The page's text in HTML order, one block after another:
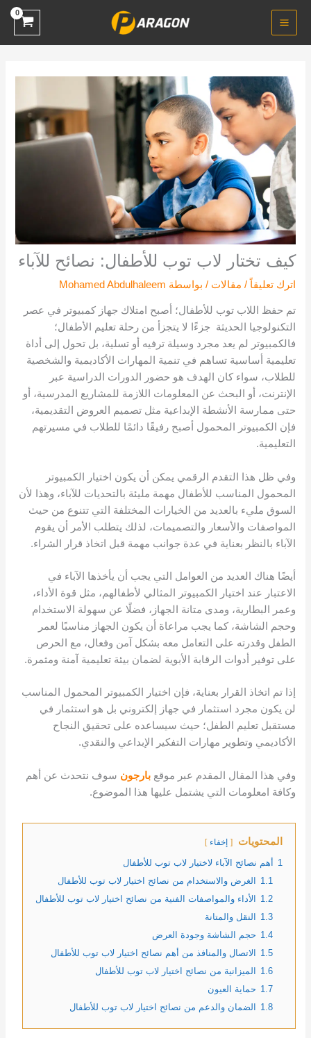
تخطي
كيف تختار لاب توب للأطفال: نصائح للآباء
اترك تعليقاً / مقالات / بواسطة Mohamed Abdulhaleem
تم حفظ اللاب توب للأطفال؛ أصبح امتلاك جهاز كمبيوتر في عصر
التكنولوجيا الحديثة جزءًا لا يتجزأ من رحلة تعليم الأطفال؛
فالكمبيوتر لم يعد مجرد وسيلة ترفيه أو تسلية، بل تحول إلى أداة
تعليمية أساسية تساهم في تنمية المهارات الأكاديمية والشخصية
للطلاب، سواء كان الهدف هو حضور الدورات الدراسية عبر
الإنترنت، أو البحث عن المعلومات اللازمة للمشاريع المدرسية، أو
حتى ممارسة الأنشطة الإبداعية مثل تصميم العروض التقديمية،
فإن الكمبيوتر المحمول أصبح رفيقًا دائمًا للطلاب في مسيرتهم
التعليمية.
وفي ظل هذا التقدم الرقمي يمكن أن يكون اختيار الكمبيوتر
المحمول المناسب للأطفال مهمة مليئة بالتحديات للآباء، وهذا لأن
السوق مليء بالعديد من الخيارات المختلفة التي تتنوع من حيث
المواصفات والأسعار والتصميمات، لذلك يتطلب الأمر أن يقوم
الآباء بالنظر بعناية في عدة جوانب مهمة قبل اتخاذ قرار الشراء.
أيضًا هناك العديد من العوامل التي يجب أن يأخذها الآباء في
الاعتبار عند اختيار الكمبيوتر المثالي لأطفالهم، مثل قوة الأداء،
وعمر البطارية، ومدى متانة الجهاز، فضلًا عن سهولة الاستخدام
وحجم الشاشة، كما يجب مراعاة أن يكون الجهاز مناسبًا لعمر
الطفل وقدرته على التعامل معه بشكل آمن وفعال، مع الحرص
على توفير أدوات الرقابة الأبوية لضمان بيئة تعليمية آمنة ومثمرة.
إذا تم اتخاذ القرار بعناية، فإن اختيار الكمبيوتر المحمول المناسب
لن يكون مجرد استثمار في جهاز إلكتروني بل هو استثمار في
مستقبل تعليم الطفل؛ حيث سيساعده على تحقيق النجاح
الأكاديمي وتطوير مهارات التفكير الإبداعي والنقدي.
وفي هذا المقال المقدم عبر موقعبارجون سوف نتحدث عن أهم
وكافة امعلومات التي يشتمل عليها هذا الموضوع.
المحتويات إخفاء
1 أهم نصائح الآباء لاختيار لاب توب للأطفال
1.1 الغرض والاستخدام من نصائح اختيار لاب توب للأطفال
1.2 الأداء والمواصفات الفنية من نصائح اختيار لاب توب للأطفال
1.3 النقل والمتانة
1.4 حجم الشاشة وجودة العرض
1.5 الاتصال والمنافذ من أهم نصائح اختيار لاب توب للأطفال
1.6 الميزانية من نصائح اختيار لاب توب للأطفال
1.7 حماية العيون
1.8 الضمان والدعم من نصائح اختيار لاب توب للأطفال